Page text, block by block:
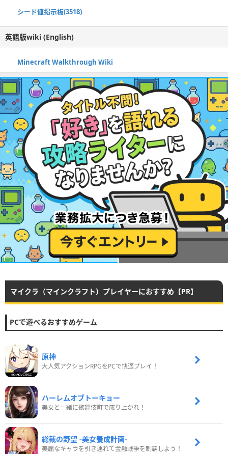
シード値掲示板(3518)
英語版wiki (English)
Minecraft Walkthrough Wiki
マイクラ（マインクラフト）プレイヤーにおすすめ【PR】
PCで遊べるおすすめゲーム
原神
大人気アクションRPGをPCで快適プレイ！
ハーレムオブトーキョー
美女と一緒に歌舞伎町で成り上がれ！
総裁の野望 -美女養成計画-
美麗なキャラを引き連れて金融戦争を制覇しよう！